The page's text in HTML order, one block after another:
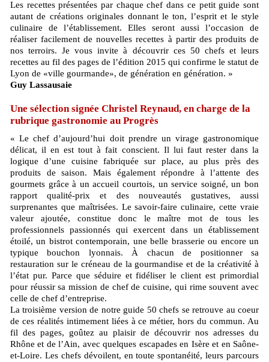
Les recettes présentées par chaque chef dans ce petit guide sont
autant de créations originales donnant le ton, l’esprit et le style
culinaire de l’établissement. Elles seront aussi l’occasion de
réaliser facilement de nouvelles recettes à partir des produits de
nos terroirs. Je vous invite à découvrir ces 50 chefs et leurs
recettes au fil des pages de l’édition 2015 qui confirme le statut de
Lyon de «ville gourmande», de génération en génération. »
Guy Lassausaie
Une sélection signée Christel Reynaud, en charge de la
rubrique gastronomie au Progrès
« Le chef d’aujourd’hui doit prendre un virage gastronomique
délicat, il en est tout à fait conscient. Il lui faut rester dans la
logique d’une cuisine fabriquée sur place, au plus près des
produits de saison. Mais également répondre à l’attente des
gourmets grâce à un accueil courtois, un service soigné, un bon
rapport qualité-prix et des nouveautés gustatives, aussi
surprenantes que maîtrisées. Le savoir-faire culinaire, cette vraie
valeur ajoutée, constitue donc le maître mot de tous les
professionnels passionnés qui exercent dans un établissement
étoilé, un bistrot contemporain, une belle brasserie ou encore un
typique bouchon lyonnais. À chacun de positionner sa
restauration sur le créneau de la gourmandise et de la créativité à
l’état pur. Parce que séduire et fidéliser le client est primordial
pour réussir sa mission de chef de cuisine, qui rime souvent avec
celle de chef d’entreprise.
La troisième version de notre guide 50 chefs se retrouve au coeur
de ces réalités intimement liées à ce métier, hors du commun. Au
fil des pages, goûtez au plaisir de découvrir nos adresses du
Rhône et de l’Ain, avec quelques escapades en Isère et en Saône-
et-Loire. Les chefs dévoilent, en toute spontanéité, leurs parcours